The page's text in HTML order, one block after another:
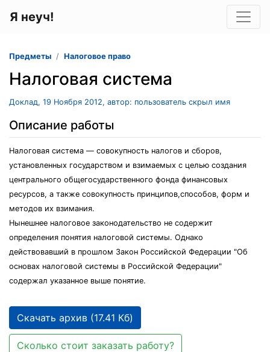
Я неуч!
Предметы Налоговое право
Налоговая система
Доклад, 19 Ноября 2012, автор: пользователь скрыл имя
Описание работы
Налоговая система — совокупность налогов и сборов,
установленных государством и взимаемых с целью создания
центрального общегосударственного фонда финансовых
ресурсов, а также совокупность принципов,способов, форм и
методов их взимания.
Нынешнее налоговое законодательство не содержит
определения понятия налоговой системы. Однако
действовавший в прошлом Закон Российской Федерации "Об
основах налоговой системы в Российской Федерации"
содержал указанное выше понятие.
Скачать архив (17.41 Кб)
Сколько стоит заказать работу?